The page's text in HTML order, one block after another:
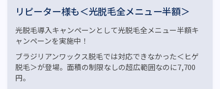
リピーター様も＜光脱毛全メニュー半額＞
光脱毛導入キャンペーンとして光脱毛全メニュー半額キ
ャンペーンを実施中！
ブラジリアンワックス脱毛では対応できなかった＜ヒゲ
脱毛＞が登場。面積の制限なしの超広範囲なのに7,700
円。